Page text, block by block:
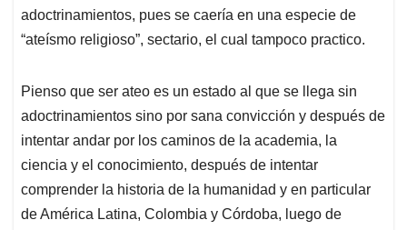
adoctrinamientos, pues se caería en una especie de
“ateísmo religioso”, sectario, el cual tampoco practico.
Pienso que ser ateo es un estado al que se llega sin
adoctrinamientos sino por sana convicción y después de
intentar andar por los caminos de la academia, la
ciencia y el conocimiento, después de intentar
comprender la historia de la humanidad y en particular
de América Latina, Colombia y Córdoba, luego de